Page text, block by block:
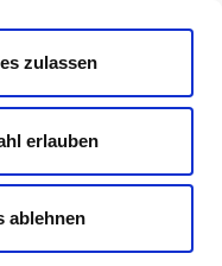
zulassen
erlauben
ablehnen
Kontrast
Suche